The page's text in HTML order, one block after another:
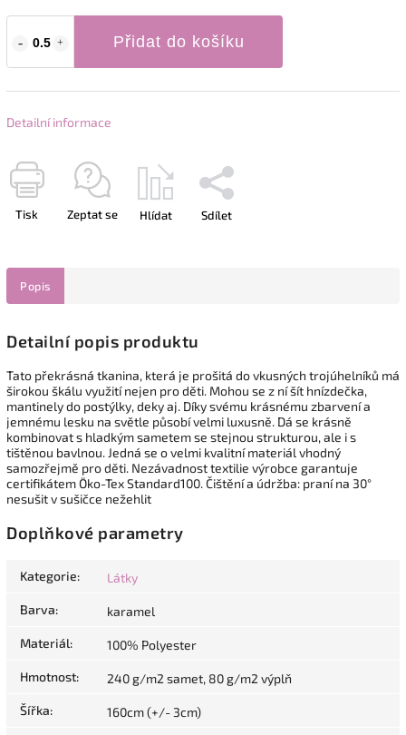
Přidat do košíku
Detailní informace
Tisk Zeptat se Hlídat Sdílet
Popis
Detailní popis produktu
Tato překrásná tkanina, která je prošitá do vkusných trojúhelníků má
širokou škálu využití nejen pro děti. Mohou se z ní šít hnízdečka,
mantinely do postýlky, deky aj. Díky svému krásnému zbarvení a
jemnému lesku na světle působí velmi luxusně. Dá se krásně
kombinovat s hladkým sametem se stejnou strukturou, ale i s
tištěnou bavlnou. Jedná se o velmi kvalitní materiál vhodný
samozřejmě pro děti. Nezávadnost textilie výrobce garantuje
certifikátem Öko-Tex Standard100. Čištění a údržba: praní na 30°
nesušit v sušičce nežehlit
Doplňkové parametry
Kategorie: Látky
Barva: karamel
Materiál: 100% Polyester
Hmotnost: 240 g/m2 samet, 80 g/m2 výplň
Šířka: 160cm (+/- 3cm)